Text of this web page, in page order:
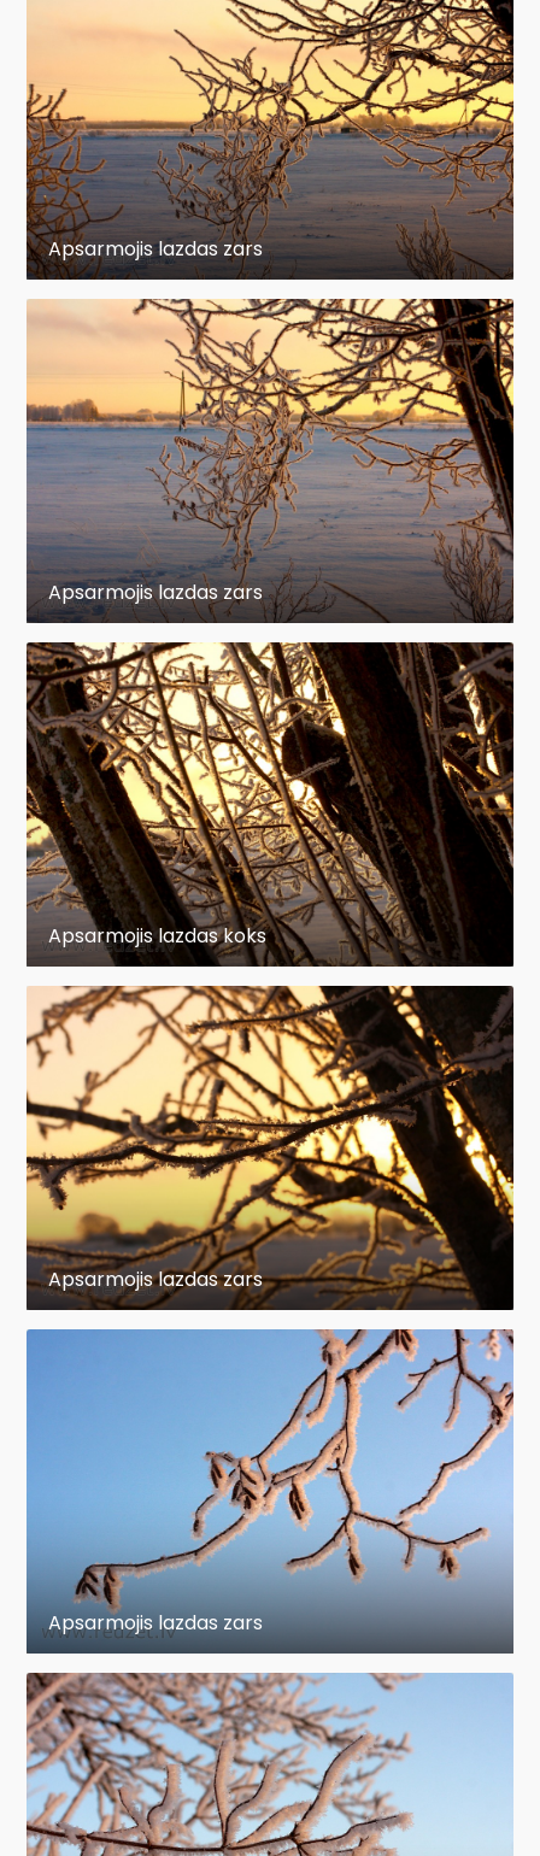
Apsarmojis lazdas zars
Apsarmojis lazdas zars
Apsarmojis lazdas koks
Apsarmojis lazdas zars
Apsarmojis lazdas zars